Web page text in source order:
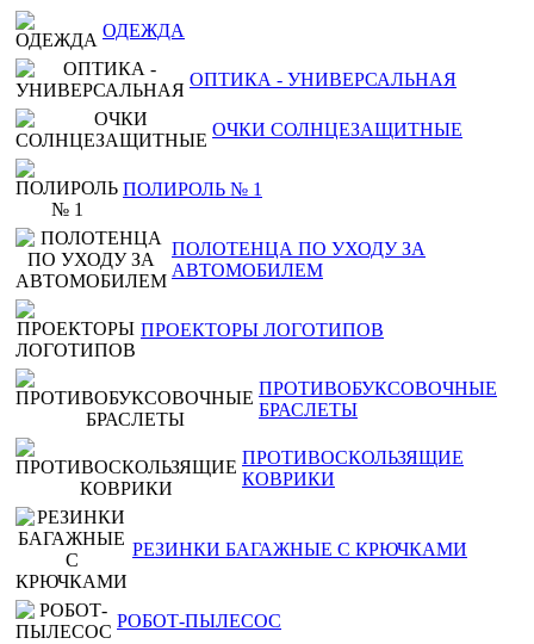
ОДЕЖДА
ОПТИКА - УНИВЕРСАЛЬНАЯ
ОЧКИ СОЛНЦЕЗАЩИТНЫЕ
ПОЛИРОЛЬ № 1
ПОЛОТЕНЦА ПО УХОДУ ЗА
АВТОМОБИЛЕМ
ПРОЕКТОРЫ ЛОГОТИПОВ
ПРОТИВОБУКСОВОЧНЫЕ
БРАСЛЕТЫ
ПРОТИВОСКОЛЬЗЯЩИЕ
КОВРИКИ
РЕЗИНКИ БАГАЖНЫЕ С КРЮЧКАМИ
РОБОТ-ПЫЛЕСОС